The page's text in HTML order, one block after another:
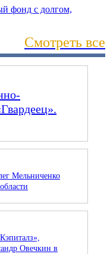
фонд с долгом,
Смотреть все
Мельниченко
Овечкин в